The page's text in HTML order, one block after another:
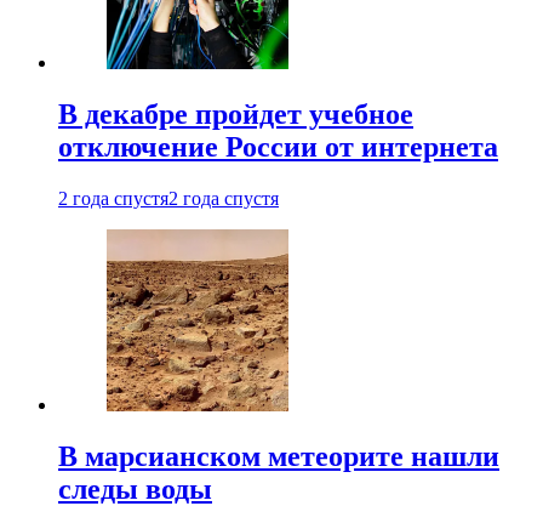
В декабре пройдет учебное
отключение России от интернета
2 года спустя2 года спустя
В марсианском метеорите нашли
следы воды